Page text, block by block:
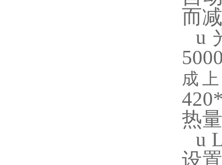
而
u
成
热
u
设